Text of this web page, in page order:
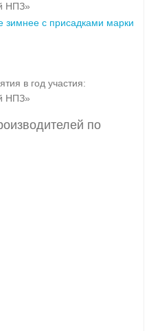
НПЗ»
зимнее с присадками марки
в год участия:
НПЗ»
по